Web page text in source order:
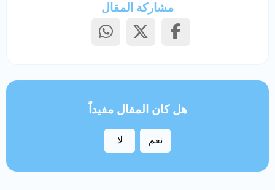
مشاركة المقال
هل كان المقال مفيداً
نعم لا